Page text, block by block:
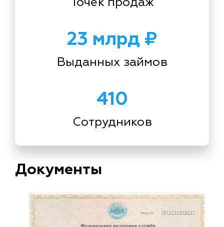
23 млрд ₽
Выданных займов
410
Сотрудников
Документы